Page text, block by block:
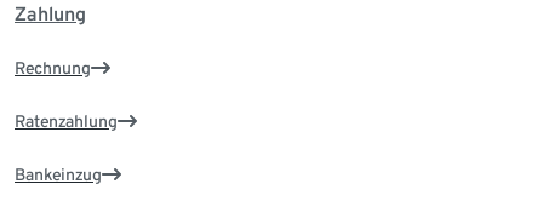
Zahlung
Rechnung
Ratenzahlung
Bankeinzug